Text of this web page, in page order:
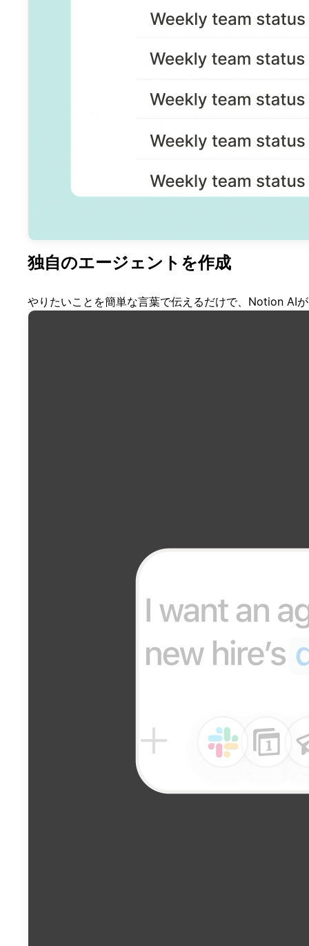
独自のエージェントを作成
やりたいことを簡単な言葉で伝えるだけで、Notion AI